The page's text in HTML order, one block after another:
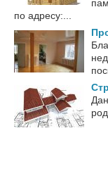
по адресу:...